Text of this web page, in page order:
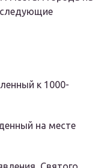
следующие
к 1000-
на месте